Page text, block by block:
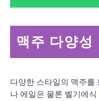
맥주 다양성
다양한 스타일의 맥주를
나 에일은 물론 벨기에